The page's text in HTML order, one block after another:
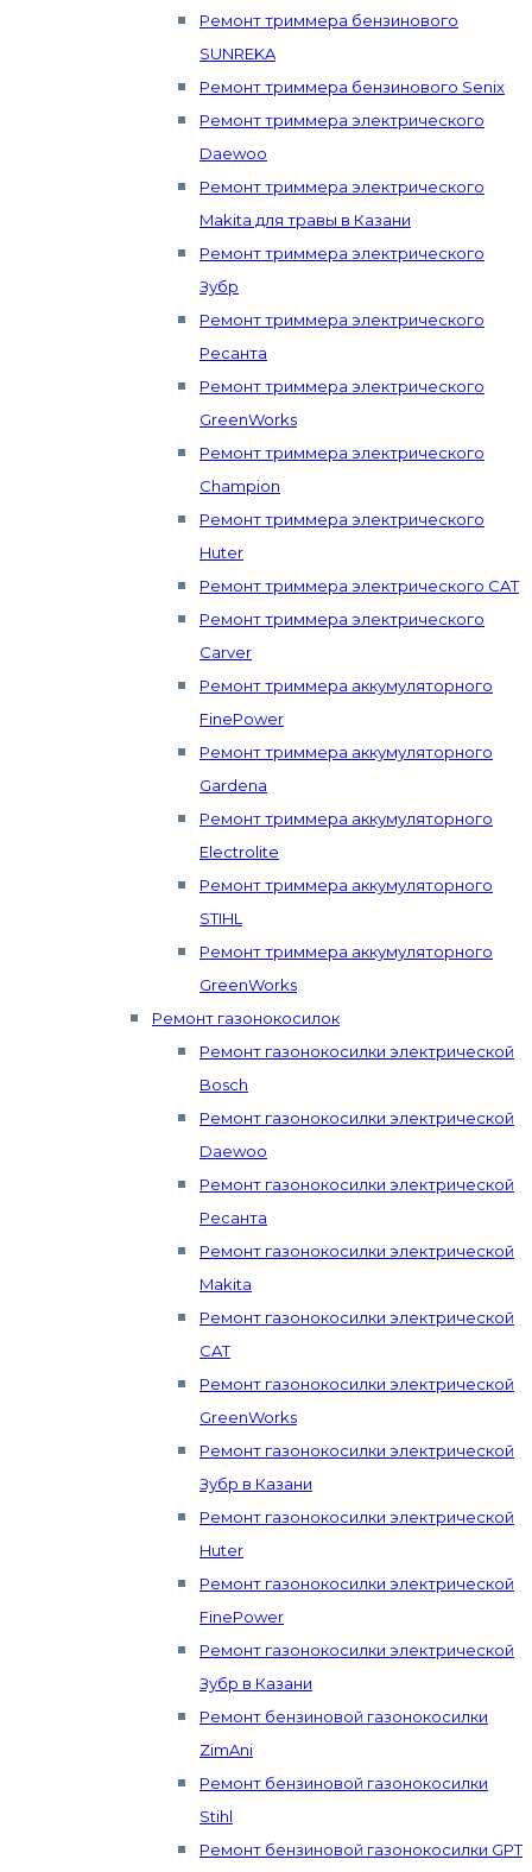
Ремонт триммера бензинового
SUNREKA
Ремонт триммера бензинового Senix
Ремонт триммера электрического
Daewoo
Ремонт триммера электрического
Makita для травы в Казани
Ремонт триммера электрического
Зубр
Ремонт триммера электрического
Ресанта
Ремонт триммера электрического
GreenWorks
Ремонт триммера электрического
Champion
Ремонт триммера электрического
Huter
Ремонт триммера электрического CAT
Ремонт триммера электрического
Carver
Ремонт триммера аккумуляторного
FinePower
Ремонт триммера аккумуляторного
Gardena
Ремонт триммера аккумуляторного
Electrolite
Ремонт триммера аккумуляторного
STIHL
Ремонт триммера аккумуляторного
GreenWorks
Ремонт газонокосилок
Ремонт газонокосилки электрической
Bosch
Ремонт газонокосилки электрической
Daewoo
Ремонт газонокосилки электрической
Ресанта
Ремонт газонокосилки электрической
Makita
Ремонт газонокосилки электрической
CAT
Ремонт газонокосилки электрической
GreenWorks
Ремонт газонокосилки электрической
Зубр в Казани
Ремонт газонокосилки электрической
Huter
Ремонт газонокосилки электрической
FinePower
Ремонт газонокосилки электрической
Зубр в Казани
Ремонт бензиновой газонокосилки
ZimAni
Ремонт бензиновой газонокосилки
Stihl
Ремонт бензиновой газонокосилки GPT